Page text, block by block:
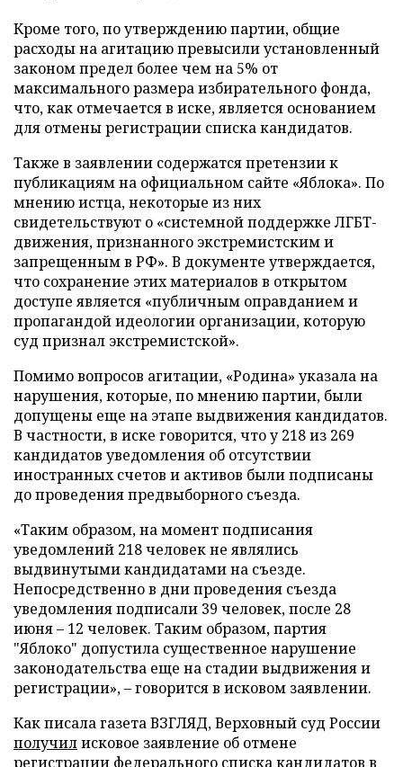
Кроме того, по утверждению партии, общие
расходы на агитацию превысили установленный
законом предел более чем на 5% от
максимального размера избирательного фонда,
что, как отмечается в иске, является основанием
для отмены регистрации списка кандидатов.
Также в заявлении содержатся претензии к
публикациям на официальном сайте «Яблока». По
мнению истца, некоторые из них
свидетельствуют о «системной поддержке ЛГБТ-
движения, признанного экстремистским и
запрещенным в РФ». В документе утверждается,
что сохранение этих материалов в открытом
доступе является «публичным оправданием и
пропагандой идеологии организации, которую
суд признал экстремистской».
Помимо вопросов агитации, «Родина» указала на
нарушения, которые, по мнению партии, были
допущены еще на этапе выдвижения кандидатов.
В частности, в иске говорится, что у 218 из 269
кандидатов уведомления об отсутствии
иностранных счетов и активов были подписаны
до проведения предвыборного съезда.
«Таким образом, на момент подписания
уведомлений 218 человек не являлись
выдвинутыми кандидатами на съезде.
Непосредственно в дни проведения съезда
уведомления подписали 39 человек, после 28
июня – 12 человек. Таким образом, партия
"Яблоко" допустила существенное нарушение
законодательства еще на стадии выдвижения и
регистрации», – говорится в исковом заявлении.
Как писала газета ВЗГЛЯД, Верховный суд России
получилисковое заявление об отмене
регистрации федерального списка кандидатов в